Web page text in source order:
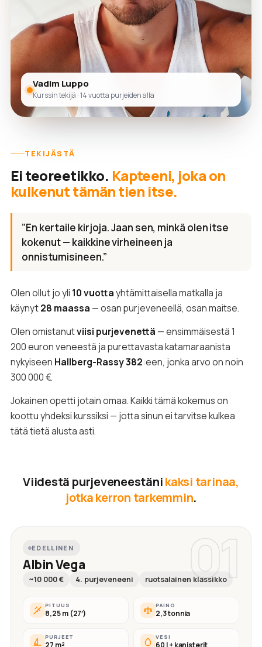
Vadim Luppo
Kurssin tekijä · 14 vuotta purjeiden alla
TEKIJÄSTÄ
Ei teoreetikko. Kapteeni, joka on
kulkenut tämän tien itse.
”En kertaile kirjoja. Jaan sen, minkä olen itse
kokenut — kaikkine virheineen ja
onnistumisineen.”
Olen ollut jo yli 10 vuottayhtämittaisella matkalla ja
käynyt28 maassa — osan purjeveneellä, osan maitse.
Olen omistanutviisi purjevenettä — ensimmäisestä 1
200 euron veneestä ja purettavasta katamaraanista
nykyiseen Hallberg-Rassy 382:een, jonka arvo on noin
300 000 €.
Jokainen opetti jotain omaa. Kaikki tämä kokemus on
koottu yhdeksi kurssiksi — jotta sinun ei tarvitse kulkea
tätä tietä alusta asti.
Viidestä purjeveneestänikaksi tarinaa,
jotka kerron tarkemmin.
01
EDELLINEN
Albin Vega
~10 000 € 4. purjeveneeni ruotsalainen klassikko
PITUUS
8,25 m (27′)
PAINO
2,3 tonnia
PURJEET
27 m²
VESI
60 l + kanisterit